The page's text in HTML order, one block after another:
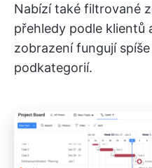
Nabízí také filtrované
přehledy podle klientů
zobrazení fungují
podkategorií.